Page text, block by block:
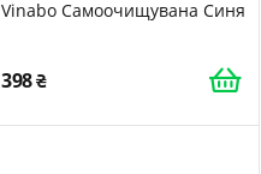
Vinabo Самоочищувана Синя
398